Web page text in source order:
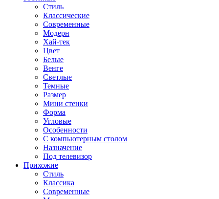
Стиль
Классические
Современные
Модерн
Хай-тек
Цвет
Белые
Венге
Светлые
Темные
Размер
Мини стенки
Форма
Угловые
Особенности
С компьютерным столом
Назначение
Под телевизор
Прихожие
Стиль
Классика
Современные